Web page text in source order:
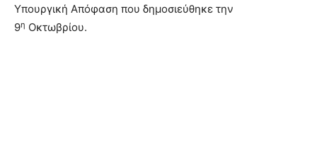
Υπουργική Απόφαση που δημοσιεύθηκε την
9η Οκτωβρίου.